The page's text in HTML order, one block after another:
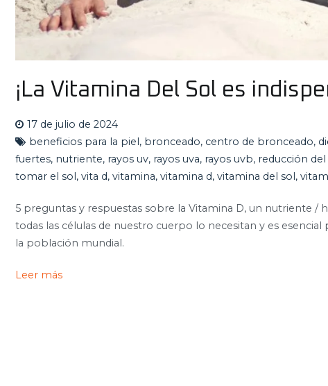
¡La Vitamina Del Sol es
17 de julio de 2024
beneficios para la piel, bronceado, centro de bronceado,
fuertes, nutriente, rayos uv, rayos uva, rayos uvb, reducción
tomar el sol, vita d, vitamina, vitamina d, vitamina del sol,
5 preguntas y respuestas sobre la Vitamina D, un nutriente
todas las células de nuestro cuerpo lo necesitan y es
la población mundial.
Leer más